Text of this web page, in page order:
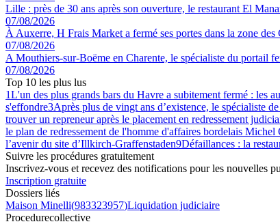
Lille : près de 30 ans après son ouverture, le restaurant El
07/08/2026
À Auxerre, H Frais Market a fermé ses portes dans la zone des
07/08/2026
A Mouthiers-sur-Boëme en Charente, le spécialiste du portail
07/08/2026
Top 10 les plus lus
1L'un des plus grands bars du Havre a subitement fermé : les
s'effondre3Après plus de vingt ans d’existence, le spécialiste
trouver un repreneur après le placement en redressement
le plan de redressement de l'homme d'affaires bordelais
l’avenir du site d’Illkirch-Graffenstaden9Défaillances : la
Suivre les procédures gratuitement
Inscrivez-vous et recevez des notifications pour les nouvelles
Inscription gratuite
Dossiers liés
Maison Minelli(983323957)Liquidation judiciaire
Procedurecollective